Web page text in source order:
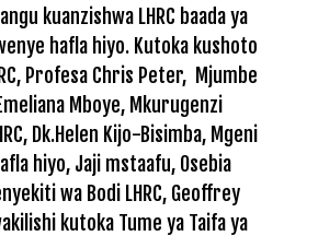
kuanzishwa LHRC baada ya
hafla hiyo. Kutoka kushoto
Profesa Chris Peter, Mjumbe
Mboye, Mkurugenzi
Dk.Helen Kijo-Bisimba, Mgeni
hiyo, Jaji mstaafu, Osebia
wa Bodi LHRC, Geoffrey
kutoka Tume ya Taifa ya